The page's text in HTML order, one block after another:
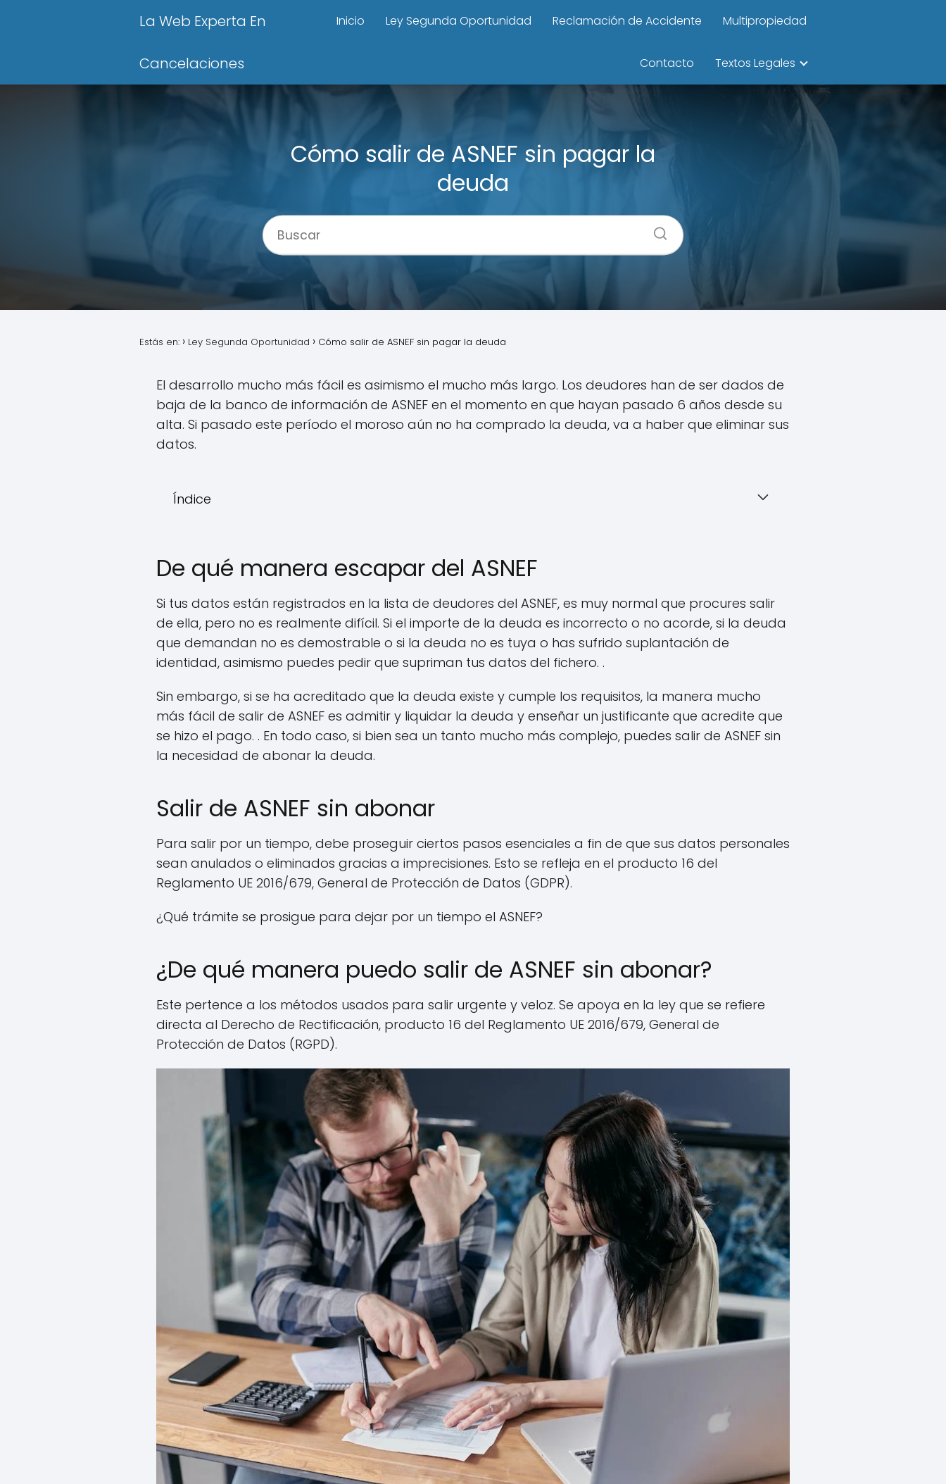
La Web Experta En
Cancelaciones
Inicio Ley Segunda Oportunidad Reclamación de Accidente Multipropiedad
Contacto Textos Legales
Cómo salir de ASNEF sin pagar la
deuda
Estás en: Ley Segunda Oportunidad Cómo salir de ASNEF sin pagar la deuda
El desarrollo mucho más fácil es asimismo el mucho más largo. Los deudores han de ser dados de
baja de la banco de información de ASNEF en el momento en que hayan pasado 6 años desde su
alta. Si pasado este período el moroso aún no ha comprado la deuda, va a haber que eliminar sus
datos.
Índice
De qué manera escapar del ASNEF
Si tus datos están registrados en la lista de deudores del ASNEF, es muy normal que procures salir
de ella, pero no es realmente difícil. Si el importe de la deuda es incorrecto o no acorde, si la deuda
que demandan no es demostrable o si la deuda no es tuya o has sufrido suplantación de
identidad, asimismo puedes pedir que supriman tus datos del fichero. .
Sin embargo, si se ha acreditado que la deuda existe y cumple los requisitos, la manera mucho
más fácil de salir de ASNEF es admitir y liquidar la deuda y enseñar un justificante que acredite que
se hizo el pago. . En todo caso, si bien sea un tanto mucho más complejo, puedes salir de ASNEF sin
la necesidad de abonar la deuda.
Salir de ASNEF sin abonar
Para salir por un tiempo, debe proseguir ciertos pasos esenciales a fin de que sus datos personales
sean anulados o eliminados gracias a imprecisiones. Esto se refleja en el producto 16 del
Reglamento UE 2016/679, General de Protección de Datos (GDPR).
¿Qué trámite se prosigue para dejar por un tiempo el ASNEF?
¿De qué manera puedo salir de ASNEF sin abonar?
Este pertence a los métodos usados para salir urgente y veloz. Se apoya en la ley que se refiere
directa al Derecho de Rectificación, producto 16 del Reglamento UE 2016/679, General de
Protección de Datos (RGPD).